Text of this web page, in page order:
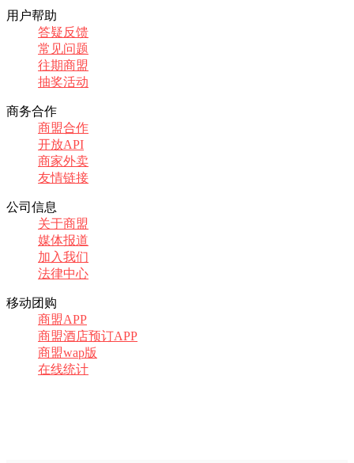
用户帮助
答疑反馈
常见问题
往期商盟
抽奖活动
商务合作
商盟合作
开放API
商家外卖
友情链接
公司信息
关于商盟
媒体报道
加入我们
法律中心
移动团购
商盟APP
商盟酒店预订APP
商盟wap版
在线统计